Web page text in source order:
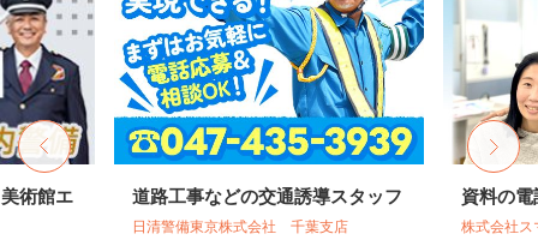
術館エ 道路工事などの交通誘導スタッフ
日清警備東京株式会社 千葉支店
資料の
株式会社ス